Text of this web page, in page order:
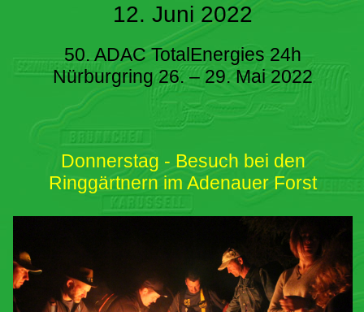
12. Juni 2022
50. ADAC TotalEnergies 24h
Nürburgring 26. – 29. Mai 2022
Donnerstag - Besuch bei den
Ringgärtnern im Adenauer Forst